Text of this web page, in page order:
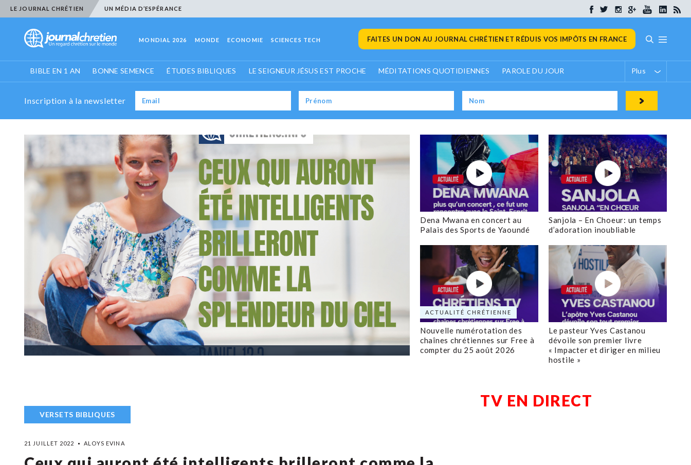
LE JOURNAL CHRÉTIEN UN MÉDIA D’ESPÉRANCE
MONDIAL 2026 MONDE ECONOMIE SCIENCES TECH FAITES UN DON AU JOURNAL CHRÉTIEN ET RÉDUIS VOS IMPÔTS EN FRANCE
BIBLE EN 1 AN BONNE SEMENCE ÉTUDES BIBLIQUES LE SEIGNEUR JÉSUS EST PROCHE MÉDITATIONS QUOTIDIENNES PAROLE DU JOUR Plus
Inscription à la newsletter
Dena Mwana en concert au
Palais des Sports de Yaoundé
Sanjola – En Choeur: un temps
d’adoration inoubliable
ACTUALITÉ CHRÉTIENNE
Nouvelle numérotation des
chaînes chrétiennes sur Free à
compter du 25 août 2026
Le pasteur Yves Castanou
dévoile son premier livre
« Impacter et diriger en milieu
hostile »
VERSETS BIBLIQUES
21 JUILLET 2022 ALOYS EVINA
TV EN DIRECT